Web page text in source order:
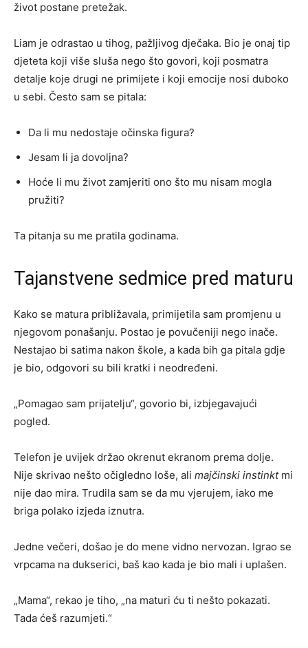
život postane pretežak.
Liam je odrastao u tihog, pažljivog dječaka. Bio je onaj tip
djeteta koji više sluša nego što govori, koji posmatra
detalje koje drugi ne primijete i koji emocije nosi duboko
u sebi. Često sam se pitala:
Da li mu nedostaje očinska figura?
Jesam li ja dovoljna?
Hoće li mu život zamjeriti ono što mu nisam mogla
pružiti?
Ta pitanja su me pratila godinama.
Tajanstvene sedmice pred maturu
Kako se matura približavala, primijetila sam promjenu u
njegovom ponašanju. Postao je povučeniji nego inače.
Nestajao bi satima nakon škole, a kada bih ga pitala gdje
je bio, odgovori su bili kratki i neodređeni.
„Pomagao sam prijatelju“, govorio bi, izbjegavajući
pogled.
Telefon je uvijek držao okrenut ekranom prema dolje.
Nije skrivao nešto očigledno loše, ali majčinski instinktmi
nije dao mira. Trudila sam se da mu vjerujem, iako me
briga polako izjeda iznutra.
Jedne večeri, došao je do mene vidno nervozan. Igrao se
vrpcama na dukserici, baš kao kada je bio mali i uplašen.
„Mama“, rekao je tiho, „na maturi ću ti nešto pokazati.
Tada ćeš razumjeti.“